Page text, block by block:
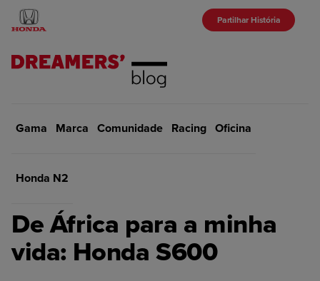
Partilhar História
Gama Marca Comunidade Racing Oficina
Honda N2
VOLTAR Início Comunidade
COMUNIDADE
De África para a minha
vida: Honda S600